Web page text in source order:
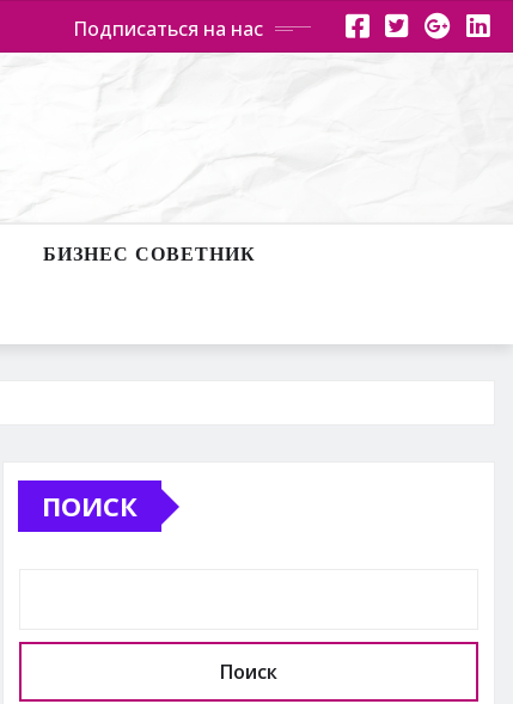
Подписаться на нас
БИЗНЕС СОВЕТНИК
ПОИСК
Поиск